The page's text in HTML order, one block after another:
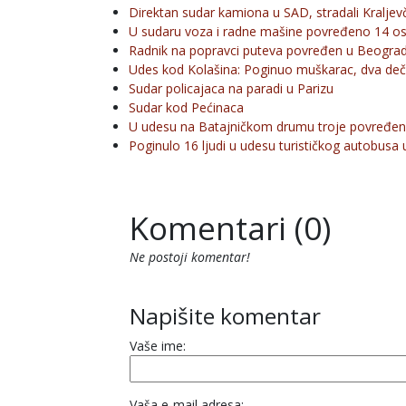
Direktan sudar kamiona u SAD, stradali
U sudaru voza i radne mašine povređeno 14
Radnik na popravci puteva povređen u
Udes kod Kolašina: Poginuo muškarac, dva
Sudar policajaca na paradi u Parizu
Sudar kod Pećinaca
U udesu na Batajničkom drumu troje
Poginulo 16 ljudi u udesu turističkog autobusa
Komentari (0)
Ne postoji komentar!
Napišite komentar
Vaše ime: